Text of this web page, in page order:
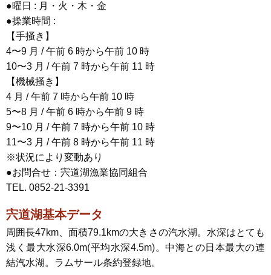
●曜日 : 月・火・木・金
●操業時間 :
【手掻き】
4〜9 月 / 午前 6 時から午前 10 時
10〜3 月 / 午前 7 時から午前 11 時
【機械掻き】
4 月 / 午前 7 時から午前 10 時
5〜8 月 / 午前 6 時から午前 9 時
9〜10 月 / 午前 7 時から午前 10 時
11〜3 月 / 午前 8 時から午前 11 時
※状況により変動あり
●お問合せ：宍道湖漁業協同組合
TEL. 0852-21-3391
宍道湖基本データ
周囲長47km、面積79.1kmの大きさの汽水湖。水深はとても
浅く最大水深6.0m(平均水深4.5m)。中海との日本最大の連
結汽水湖。ラムサール条約登録地。